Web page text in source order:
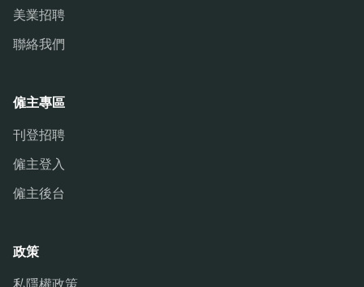
美業招聘
聯絡我們
僱主專區
刊登招聘
僱主登入
僱主後台
政策